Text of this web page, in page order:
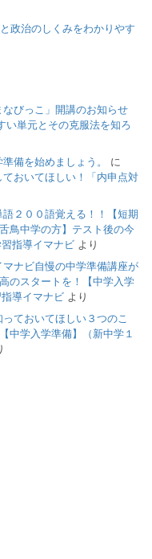
政治のしくみをわかりやす
びっこ」開講のお知らせ
い単元とその克服法を知ろ
備を始めましょう。
に
ておいてほしい！「内申点対
２００語覚える！！【短期
鳥中学の方】テスト後の今
指導イマナビ より
ナビ自慢の中学準備講座が
のスタートを！【中学入学
導イマナビ より
ておいてほしい３つのこ
中学入学準備】（新中学１